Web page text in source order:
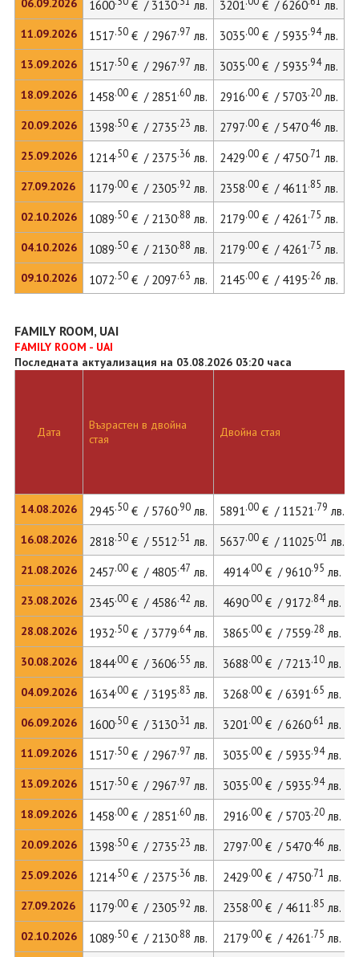
06.09.2026
11.09.2026
13.09.2026
18.09.2026
20.09.2026
25.09.2026
27.09.2026
02.10.2026
04.10.2026
09.10.2026
1600 € / 3130 лв. 3201 € / 6260 лв.
1517.50€ / 2967.97 лв. 3035.00€ / 5935.94лв.
1517.50€ / 2967.97 лв. 3035.00€ / 5935.94лв.
1458.00€ / 2851.60лв. 2916.00€ / 5703.20лв.
1398.50€ / 2735.23 лв. 2797.00€ / 5470.46 лв.
1214.50€ / 2375.36 лв. 2429.00€ / 4750.71 лв.
1179.00€ / 2305.92 лв. 2358.00€ / 4611.85 лв.
1089.50€ / 2130.88 лв. 2179.00€ / 4261.75 лв.
1089.50€ / 2130.88 лв. 2179.00€ / 4261.75 лв.
1072.50€ / 2097.63 лв. 2145.00€ / 4195.26 лв.
FAMILY ROOM, UAI
FAMILY ROOM - UAI
Последната актуализация на 03.08.2026 03:20 часа
Дата
14.08.2026
16.08.2026
21.08.2026
23.08.2026
28.08.2026
30.08.2026
04.09.2026
06.09.2026
11.09.2026
13.09.2026
18.09.2026
20.09.2026
25.09.2026
27.09.2026
02.10.2026
Възрастен в двойна
стая
Двойна стая
2945.50€ / 5760.90лв. 5891.00€ / 11521.79 лв.
2818.50€ / 5512.51 лв. 5637.00€ / 11025.01 лв.
2457.00€ / 4805.47 лв. 4914.00€ / 9610.95 лв.
2345.00€ / 4586.42 лв. 4690.00€ / 9172.84лв.
1932.50€ / 3779.64лв. 3865.00€ / 7559.28 лв.
1844.00€ / 3606.55 лв. 3688.00€ / 7213.10лв.
1634.00€ / 3195.83 лв. 3268.00€ / 6391.65 лв.
1600.50€ / 3130.31 лв. 3201.00€ / 6260.61 лв.
1517.50€ / 2967.97 лв. 3035.00€ / 5935.94лв.
1517.50€ / 2967.97 лв. 3035.00€ / 5935.94лв.
1458.00€ / 2851.60лв. 2916.00€ / 5703.20лв.
1398.50€ / 2735.23 лв. 2797.00€ / 5470.46 лв.
1214.50€ / 2375.36 лв. 2429.00€ / 4750.71 лв.
1179.00€ / 2305.92 лв. 2358.00€ / 4611.85 лв.
1089.50€ / 2130.88 лв. 2179.00€ / 4261.75 лв.